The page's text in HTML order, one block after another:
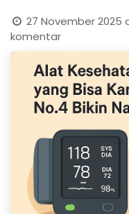
27 November 2025
komentar